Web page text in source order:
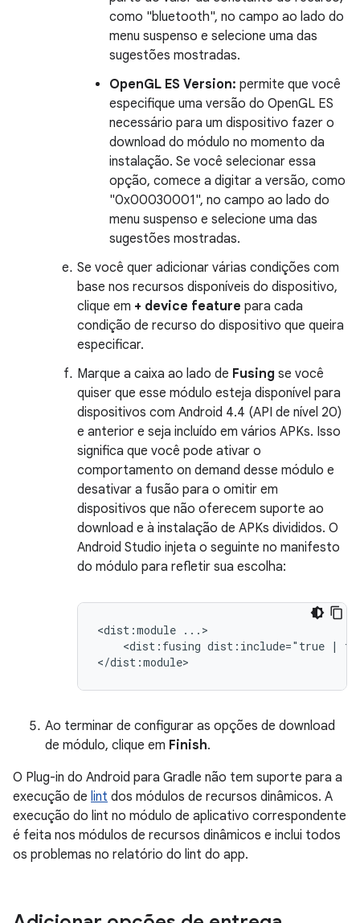
como "bluetooth", no campo ao lado do
menu suspenso e selecione uma das
sugestões mostradas.
OpenGL ES Version: permite que você
especifique uma versão do OpenGL ES
necessário para um dispositivo fazer o
download do módulo no momento da
instalação. Se você selecionar essa
opção, comece a digitar a versão, como
"0x00030001", no campo ao lado do
menu suspenso e selecione uma das
sugestões mostradas.
Se você quer adicionar várias condições com
base nos recursos disponíveis do dispositivo,
clique em + device feature para cada
condição de recurso do dispositivo que queira
especificar.
Marque a caixa ao lado de Fusing se você
quiser que esse módulo esteja disponível para
dispositivos com Android 4.4 (API de nível 20)
e anterior e seja incluído em vários APKs. Isso
significa que você pode ativar o
comportamento on demand desse módulo e
desativar a fusão para o omitir em
dispositivos que não oferecem suporte ao
download e à instalação de APKs divididos. O
Android Studio injeta o seguinte no manifesto
do módulo para refletir sua escolha:
<dist:module
<dist:fusing dist:include="true |
Ao terminar de configurar as opções de download
de módulo, clique em Finish.
O Plug-in do Android para Gradle não tem suporte para a
execução de lint dos módulos de recursos dinâmicos. A
execução do lint no módulo de aplicativo correspondente
é feita nos módulos de recursos dinâmicos e inclui todos
os problemas no relatório do lint do app.